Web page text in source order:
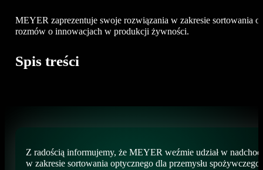
MEYER zaprezentuje swoje rozwiązania w zakresie sortowania
rozmów o innowacjach w produkcji żywności.
Spis treści
Z radością informujemy, że MEYER weźmie udział w
w zakresie sortowania optycznego dla przemysłu spożywczego.